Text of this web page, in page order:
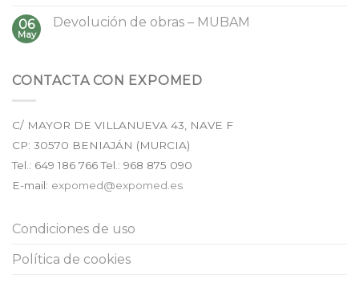
06
May
Devolución de obras – MUBAM
CONTACTA CON EXPOMED
C/ MAYOR DE VILLANUEVA 43, NAVE F
CP: 30570 BENIAJÁN (MURCIA)
Tel.: 649 186 766Tel.: 968 875 090
E-mail: expomed@expomed.es
Condiciones de uso
Política de cookies